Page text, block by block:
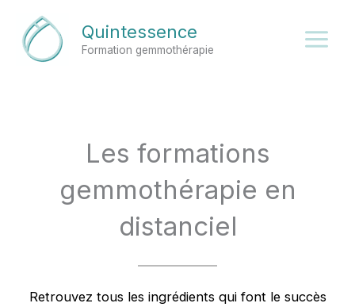
contenu
Quintessence
Formation gemmothérapie
Les formations
gemmothérapie en
distanciel
Retrouvez tous les ingrédients qui font le succès